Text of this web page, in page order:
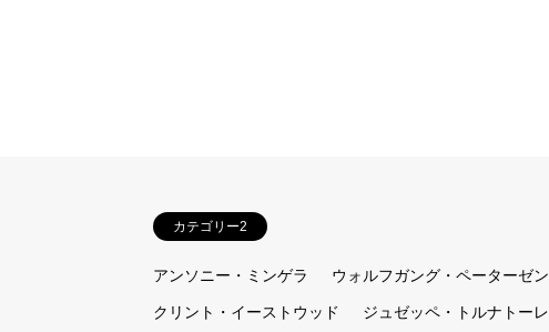
カテゴリー2
アンソニー・ミンゲラ ウォルフガング・ペーターゼン
クリント・イーストウッド ジュゼッペ・トルナトーレ